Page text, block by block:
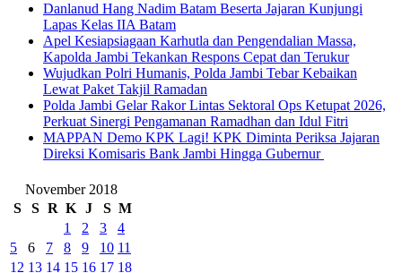
Danlanud Hang Nadim Batam Beserta Jajaran Kunjungi
Lapas Kelas IIA Batam
Apel Kesiapsiagaan Karhutla dan Pengendalian Massa,
Kapolda Jambi Tekankan Respons Cepat dan Terukur
Wujudkan Polri Humanis, Polda Jambi Tebar Kebaikan
Lewat Paket Takjil Ramadan
Polda Jambi Gelar Rakor Lintas Sektoral Ops Ketupat 2026,
Perkuat Sinergi Pengamanan Ramadhan dan Idul Fitri
‎MAPPAN Demo KPK Lagi! KPK Diminta Periksa Jajaran
Direksi Komisaris Bank Jambi Hingga Gubernur ‎
November 2018
S
S R K J S M
1
2 3
4
5
6 7 8 9 10 11
12 13 14 15 16 17 18